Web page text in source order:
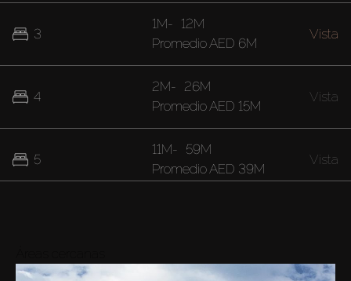
3
4
5
1M- 12M
PromedioAED 6M
Vista
2M- 26M
PromedioAED 15M
Vista
11M- 59M
PromedioAED 39M
Vista